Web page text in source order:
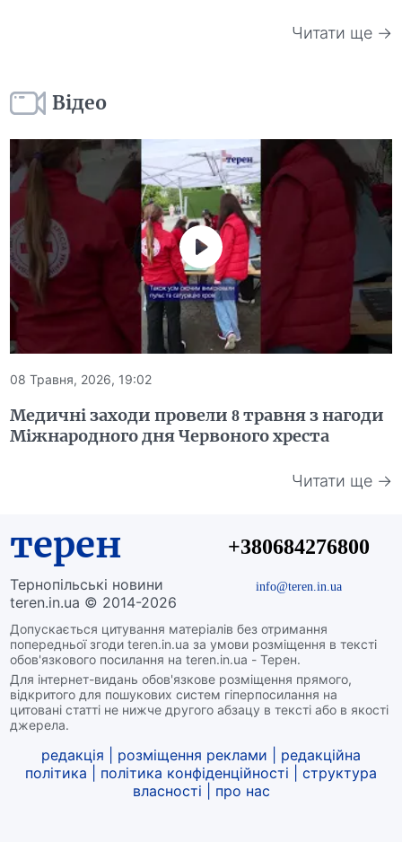
Читати ще →
Відео
08 Травня, 2026, 19:02
Медичні заходи провели 8 травня з нагоди
Міжнародного дня Червоного хреста
Читати ще →
терен
Тернопільські новини
teren.in.ua © 2014-2026
Допускається цитування матеріалів без отримання
попередньої згоди teren.in.ua за умови розміщення в тексті
обов'язкового посилання на teren.in.ua - Терен.
Для інтернет-видань обов'язкове розміщення прямого,
відкритого для пошукових систем гіперпосилання на
цитовані статті не нижче другого абзацу в тексті або в якості
джерела.
+380684276800
info@teren.in.ua
редакція розміщення реклами
редакційна
політика
політика конфіденційності
структура
власності
про нас